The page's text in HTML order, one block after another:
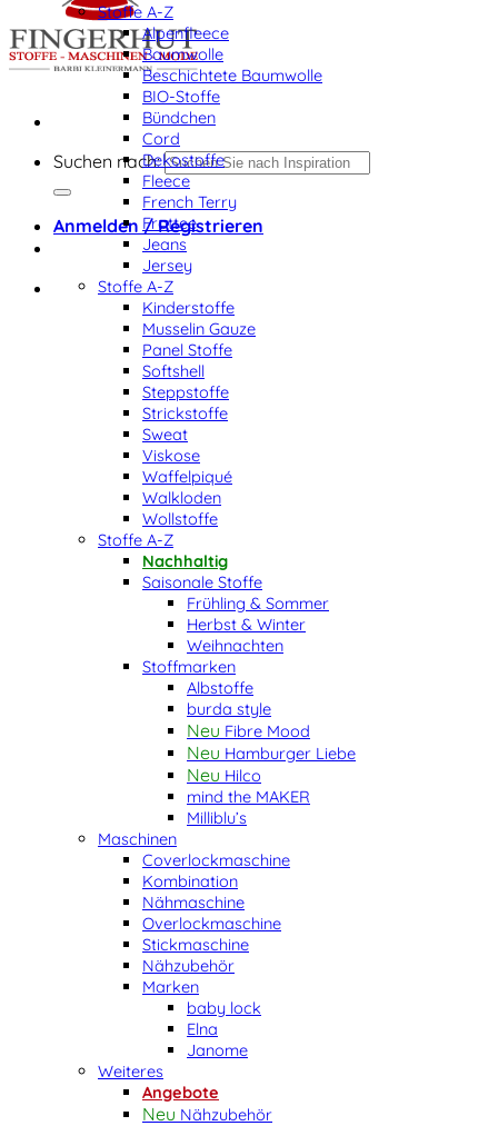
Suchen nach:
Anmelden / Registrieren
Stoffe A-Z
Alpenfleece
Baumwolle
Beschichtete Baumwolle
BIO-Stoffe
Bündchen
Cord
Dekostoffe
Fleece
French Terry
Frottee
Jeans
Jersey
Stoffe A-Z
Kinderstoffe
Musselin Gauze
Panel Stoffe
Softshell
Steppstoffe
Strickstoffe
Sweat
Viskose
Waffelpiqué
Walkloden
Wollstoffe
Stoffe A-Z
Nachhaltig
Saisonale Stoffe
Frühling & Sommer
Herbst & Winter
Weihnachten
Stoffmarken
Albstoffe
burda style
Fibre Mood
Hamburger Liebe
Hilco
mind the MAKER
Milliblu’s
Maschinen
Coverlockmaschine
Kombination
Nähmaschine
Overlockmaschine
Stickmaschine
Nähzubehör
Marken
baby lock
Elna
Janome
Weiteres
Angebote
Nähzubehör